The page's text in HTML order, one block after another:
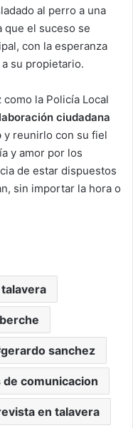
al perro a una
que el suceso se
con la esperanza
su propietario.
la Policía Local
ciudadana
y reunirlo con su fiel
y amor por los
de estar dispuestos
sin importar la hora o
gerardo sanchez
de comunicacion
en talavera